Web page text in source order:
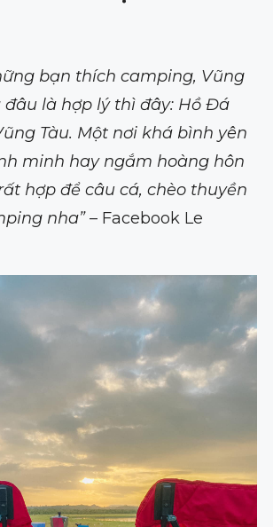
bạn thích camping, Vũng
đâu là hợp lý thì đây: Hồ Đá
Tàu. Một nơi khá bình yên
minh hay ngắm hoàng hôn
hợp để câu cá, chèo thuyền
nha”– Facebook Le